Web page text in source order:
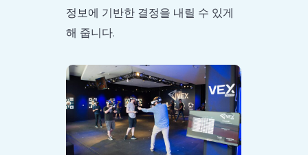
정보에 기반한 결정을 내릴 수 있게
해 줍니다.